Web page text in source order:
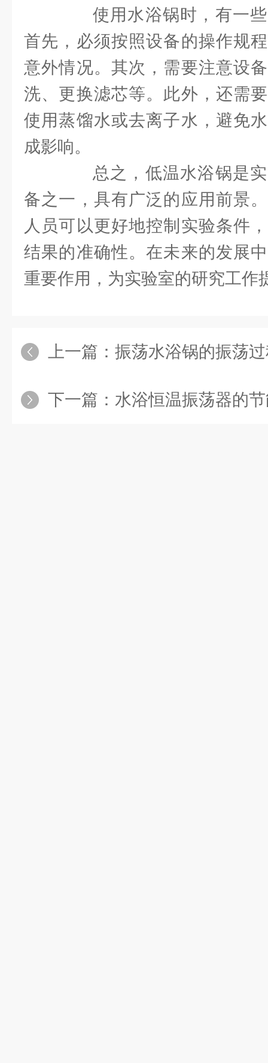
使用水浴锅时，有一些
首先，必须按照设备的操作规
意外情况。其次，需要注意设
洗、更换滤芯等。此外，还需
使用蒸馏水或去离子水，避免
成影响。
总之，低温水浴锅是实
备之一，具有广泛的应用前景
人员可以更好地控制实验条件
结果的准确性。在未来的发展
重要作用，为实验室的研究工作
上一篇： 振荡水浴锅的振荡过程中
下一篇： 水浴恒温振荡器的